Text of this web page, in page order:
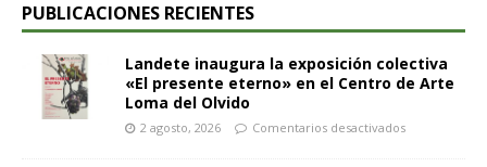
PUBLICACIONES RECIENTES
Landete inaugura la exposición colectiva
«El presente eterno» en el Centro de Arte
Loma del Olvido
2 agosto, 2026 Comentarios desactivados